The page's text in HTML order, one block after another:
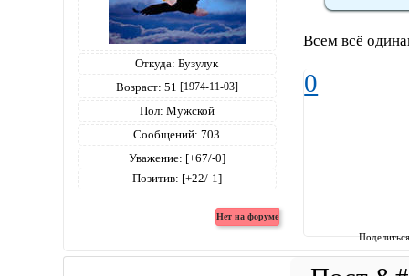
Откуда: Бузулук
Возраст: 51 [1974-11-03]
Пол: Мужской
Сообщений: 703
Уважение: [+67/-0]
Позитив: [+22/-1]
Всем всё
0